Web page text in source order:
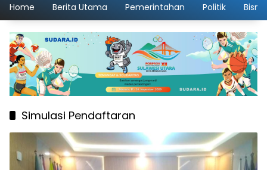
Home Berita Utama Pemerintahan Politik
Simulasi Pendaftaran